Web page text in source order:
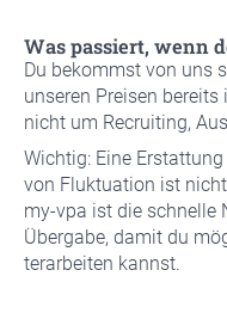
Was pas­siert, wenn
Du bekommst von uns
unse­ren Prei­sen
nicht um Recrui­ting,
Wich­tig: Eine
von Fluk­tua­ti­on ist nicht
my-vpa ist die schnel­le
Über­ga­be, damit du
ter­ar­bei­ten kannst.